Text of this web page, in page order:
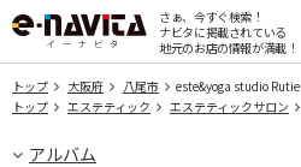
さぁ、今すぐ検索！
ナビタに掲載されている
地元のお店の情報が満載！
トップ 大阪府 八尾市
este&yoga studio Rutie
トップ
エステティック エステティックサロン
アルバム